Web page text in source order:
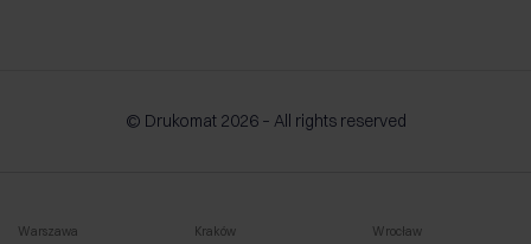
© Drukomat 2026 – All rights reserved
Warszawa Kraków Wrocław